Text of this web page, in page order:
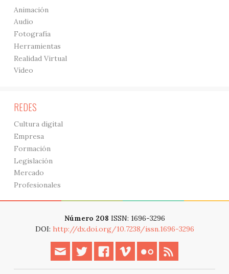
Animación
Audio
Fotografía
Herramientas
Realidad Virtual
Vídeo
REDES
Cultura digital
Empresa
Formación
Legislación
Mercado
Profesionales
Número 208 ISSN: 1696-3296
DOI: http://dx.doi.org/10.7238/issn.1696-3296